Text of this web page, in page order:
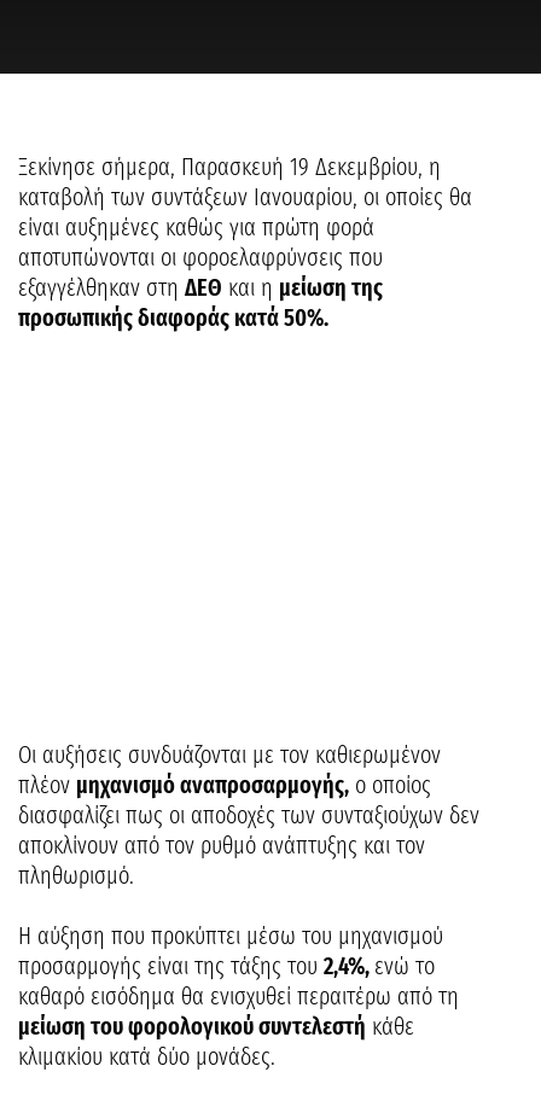
Ξεκίνησε σήμερα, Παρασκευή 19 Δεκεμβρίου, η
καταβολή των συντάξεων Ιανουαρίου, οι οποίες θα
είναι αυξημένες καθώς για πρώτη φορά
αποτυπώνονται οι φοροελαφρύνσεις που
εξαγγέλθηκαν στη ΔΕΘ και η μείωση της
προσωπικής διαφοράς κατά 50%.
Οι αυξήσεις συνδυάζονται με τον καθιερωμένον
πλέον μηχανισμό αναπροσαρμογής, ο οποίος
διασφαλίζει πως οι αποδοχές των συνταξιούχων δεν
αποκλίνουν από τον ρυθμό ανάπτυξης και τον
πληθωρισμό.
Η αύξηση που προκύπτει μέσω του μηχανισμού
προσαρμογής είναι της τάξης του 2,4%, ενώ το
καθαρό εισόδημα θα ενισχυθεί περαιτέρω από τη
μείωση του φορολογικού συντελεστή κάθε
κλιμακίου κατά δύο μονάδες.